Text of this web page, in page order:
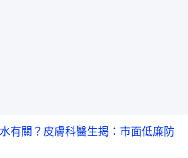
有關？皮膚科醫生揭：市面低廉防